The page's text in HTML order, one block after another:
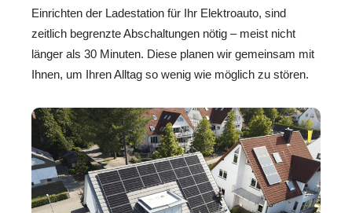
Einrichten der Ladestation für Ihr Elektroauto, sind
zeitlich begrenzte Abschaltungen nötig – meist nicht
länger als 30 Minuten. Diese planen wir gemeinsam mit
Ihnen, um Ihren Alltag so wenig wie möglich zu stören.